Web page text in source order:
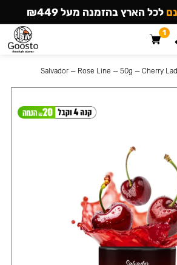
Salvador — Rose Line — 50g — Cherry
לכל הארץ בהזמנה מעל ₪449
1